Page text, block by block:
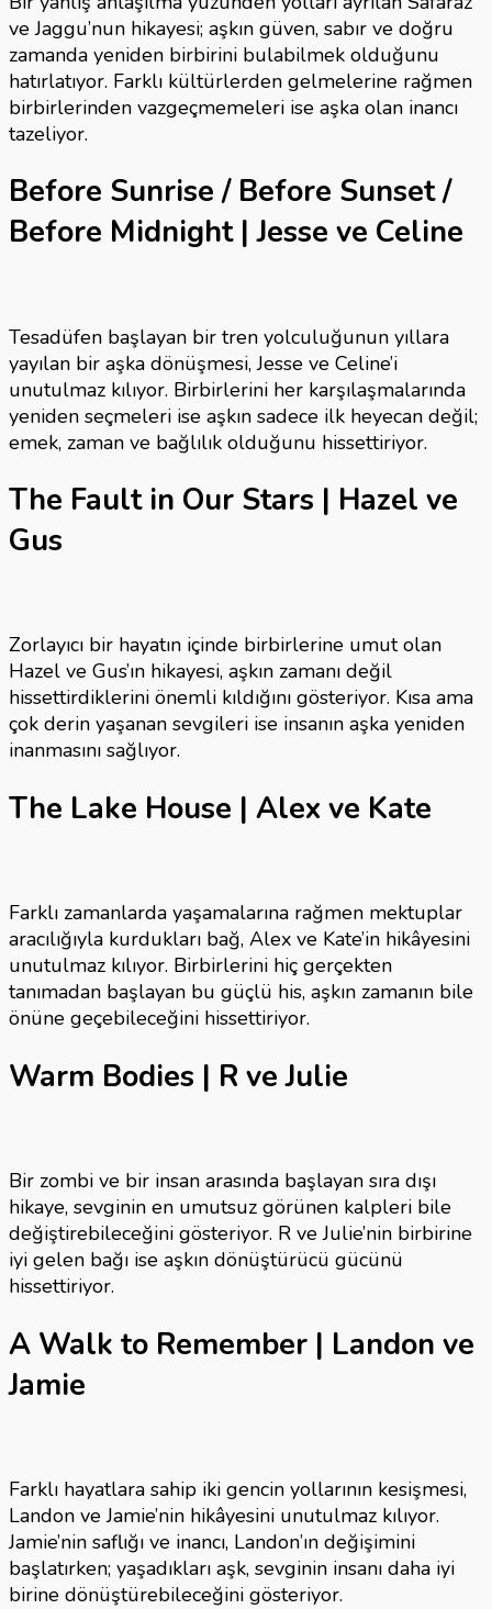
ve Jaggu’nun hikayesi; aşkın güven, sabır ve doğru
zamanda yeniden birbirini bulabilmek olduğunu
hatırlatıyor. Farklı kültürlerden gelmelerine rağmen
birbirlerinden vazgeçmemeleri ise aşka olan inancı
tazeliyor.
Before Sunrise / Before Sunset /
Before Midnight | Jesse ve Celine
Tesadüfen başlayan bir tren yolculuğunun yıllara
yayılan bir aşka dönüşmesi, Jesse ve Celine’i
unutulmaz kılıyor. Birbirlerini her karşılaşmalarında
yeniden seçmeleri ise aşkın sadece ilk heyecan değil;
emek, zaman ve bağlılık olduğunu hissettiriyor.
The Fault in Our Stars | Hazel ve
Gus
Zorlayıcı bir hayatın içinde birbirlerine umut olan
Hazel ve Gus’ın hikayesi, aşkın zamanı değil
hissettirdiklerini önemli kıldığını gösteriyor. Kısa ama
çok derin yaşanan sevgileri ise insanın aşka yeniden
inanmasını sağlıyor.
The Lake House | Alex ve Kate
Farklı zamanlarda yaşamalarına rağmen mektuplar
aracılığıyla kurdukları bağ, Alex ve Kate’in hikâyesini
unutulmaz kılıyor. Birbirlerini hiç gerçekten
tanımadan başlayan bu güçlü his, aşkın zamanın bile
önüne geçebileceğini hissettiriyor.
Warm Bodies | R ve Julie
Bir zombi ve bir insan arasında başlayan sıra dışı
hikaye, sevginin en umutsuz görünen kalpleri bile
değiştirebileceğini gösteriyor. R ve Julie’nin birbirine
iyi gelen bağı ise aşkın dönüştürücü gücünü
hissettiriyor.
A Walk to Remember | Landon ve
Jamie
Farklı hayatlara sahip iki gencin yollarının kesişmesi,
Landon ve Jamie’nin hikâyesini unutulmaz kılıyor.
Jamie’nin saflığı ve inancı, Landon’ın değişimini
başlatırken; yaşadıkları aşk, sevginin insanı daha iyi
birine dönüştürebileceğini gösteriyor.